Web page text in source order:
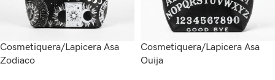
Cosmetiquera/Lapicera Asa
Zodiaco
Cosmetiquera/Lapicera Asa
Ouija